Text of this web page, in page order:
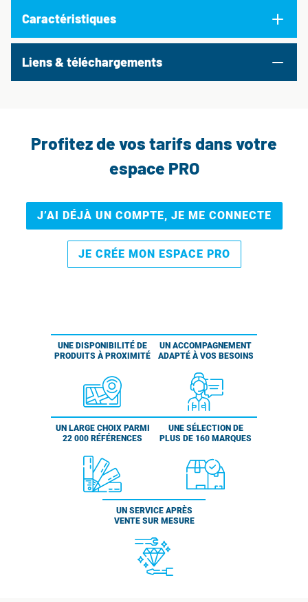
Caractéristiques
Liens & téléchargements
Profitez de vos tarifs dans votre
espace PRO
J’AI DÉJÀ UN COMPTE, JE ME CONNECTE
JE CRÉE MON ESPACE PRO
UNE DISPONIBILITÉ DE
PRODUITS À PROXIMITÉ
UN ACCOMPAGNEMENT
ADAPTÉ À VOS BESOINS
UN LARGE CHOIX PARMI
22 000 RÉFÉRENCES
UNE SÉLECTION DE
PLUS DE 160 MARQUES
UN SERVICE APRÈS
VENTE SUR MESURE